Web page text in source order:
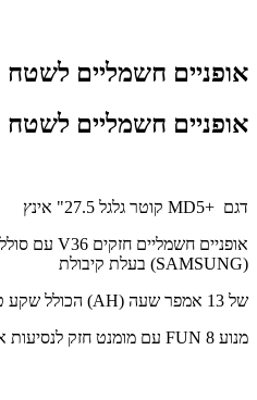
אופניים חשמליים לשטח
אופניים חשמליים לשטח
דגם MD5+ קוטר גלגל 27.5" אינץ
אופניים חשמליים חזקים 36
V עם
(
SAMSUNG) בעלת קיבולת
של 13 אמפר שעה (
AH) הכולל שקע
מנוע 8
FUN עם מומנט חזק לנסיעות